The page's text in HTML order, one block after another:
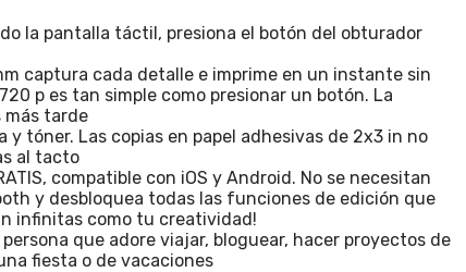
la pantalla táctil, presiona el botón del obturador
captura cada detalle e imprime en un instante sin
p es tan simple como presionar un botón. La
más tarde
y tóner. Las copias en papel adhesivas de 2x3 in no
al tacto
compatible con iOS y Android. No se necesitan
y desbloquea todas las funciones de edición que
infinitas como tu creatividad!
que adore viajar, bloguear, hacer proyectos de
fiesta o de vacaciones